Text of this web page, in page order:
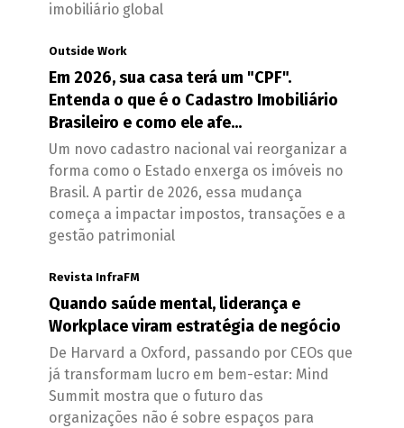
imobiliário global
Outside Work
Em 2026, sua casa terá um "CPF".
Entenda o que é o Cadastro Imobiliário
Brasileiro e como ele afe...
Um novo cadastro nacional vai reorganizar a
forma como o Estado enxerga os imóveis no
Brasil. A partir de 2026, essa mudança
começa a impactar impostos, transações e a
gestão patrimonial
Revista InfraFM
Quando saúde mental, liderança e
Workplace viram estratégia de negócio
De Harvard a Oxford, passando por CEOs que
já transformam lucro em bem-estar: Mind
Summit mostra que o futuro das
organizações não é sobre espaços para